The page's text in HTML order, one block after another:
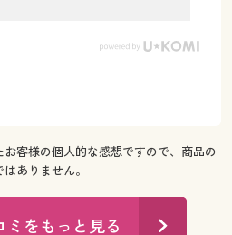
客様の個人的な感想ですので、商品の
ありません。
ミをもっと見る